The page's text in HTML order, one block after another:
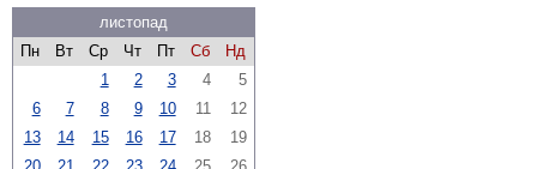
листопад
Пн
Вт Ср Чт Пт Сб
Нд
1
2 3 4
5
6
7 8 9 10 11
12
13
14 15 16 17 18
19